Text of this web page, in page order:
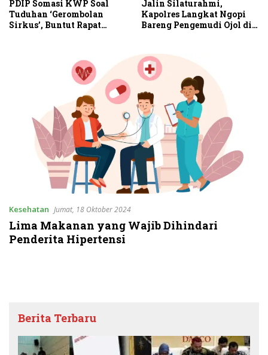
Jalin Silaturahmi,
Kapolres Langkat Ngopi
Bareng Pengemudi Ojol di
Sambut HUT RI Ke-81,
Ricky Anthony Buka
Turnamen Sepak Takraw
Kesehatan Jumat, 18 Oktober 2024
Lima Makanan yang Wajib Dihindari
Penderita Hipertensi
Berita Terbaru